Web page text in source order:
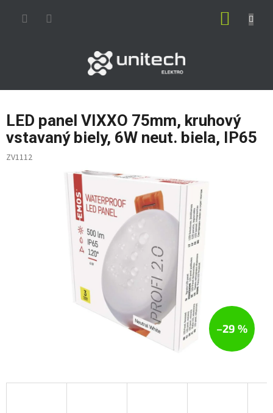
LED panel VIXXO 75mm, kruhový
vstavaný biely, 6W neut. biela, IP65
ZV1112
–29 %